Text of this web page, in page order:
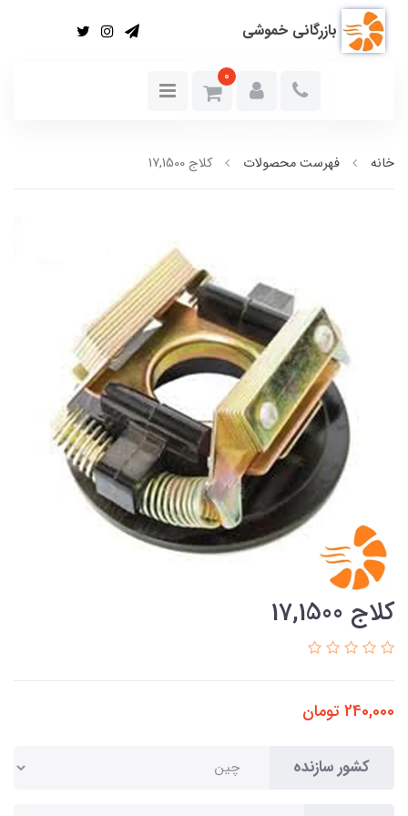
بازرگانی خموشی
0
خانه فهرست محصولات کلاج 17,1500
کلاج 17,1500
240,000 تومان
کشور سازنده